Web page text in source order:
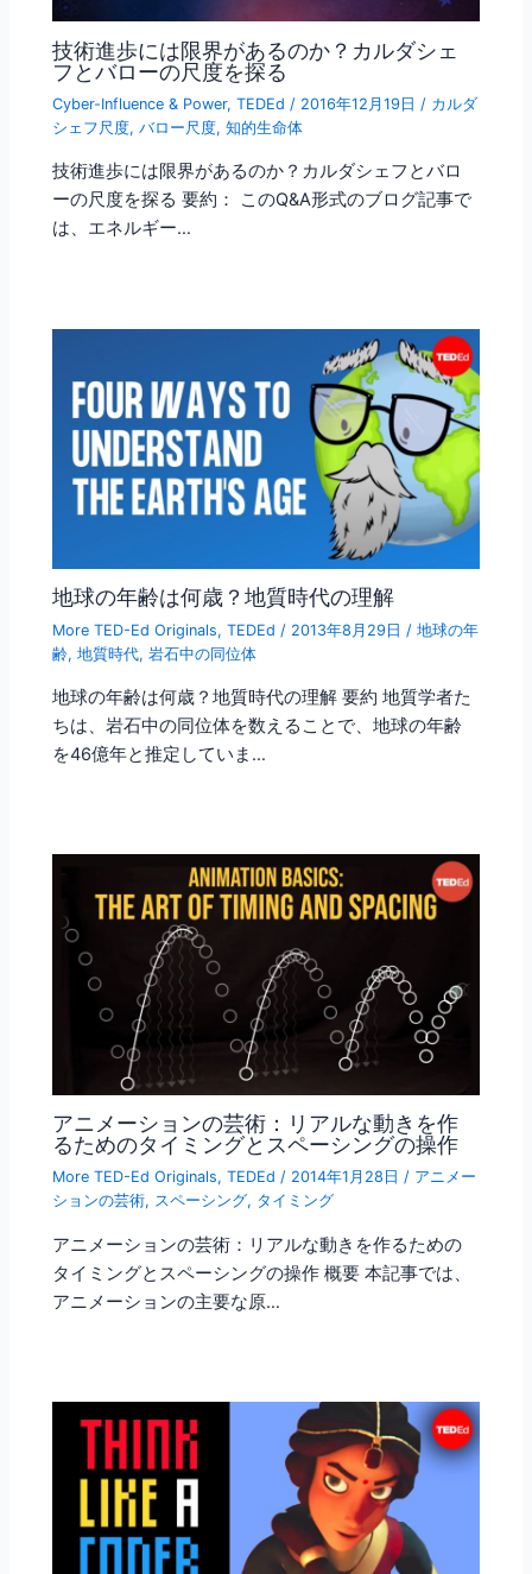
技術進歩には限界があるのか？カルダシェ
フとバローの尺度を探る
Cyber-Influence & Power,TEDEd / 2016年12月19日 / カルダ
シェフ尺度,バロー尺度,知的生命体
技術進歩には限界があるのか？カルダシェフとバロ
ーの尺度を探る 要約： このQ&A形式のブログ記事で
は、エネルギー…
地球の年齢は何歳？地質時代の理解
More TED-Ed Originals,TEDEd / 2013年8月29日 /地球の年
齢,地質時代,岩石中の同位体
地球の年齢は何歳？地質時代の理解 要約 地質学者た
ちは、岩石中の同位体を数えることで、地球の年齢
を46億年と推定していま…
アニメーションの芸術：リアルな動きを作
るためのタイミングとスペーシングの操作
More TED-Ed Originals,TEDEd / 2014年1月28日/ アニメー
ションの芸術, スペーシング, タイミング
アニメーションの芸術：リアルな動きを作るための
タイミングとスペーシングの操作 概要 本記事では、
アニメーションの主要な原…